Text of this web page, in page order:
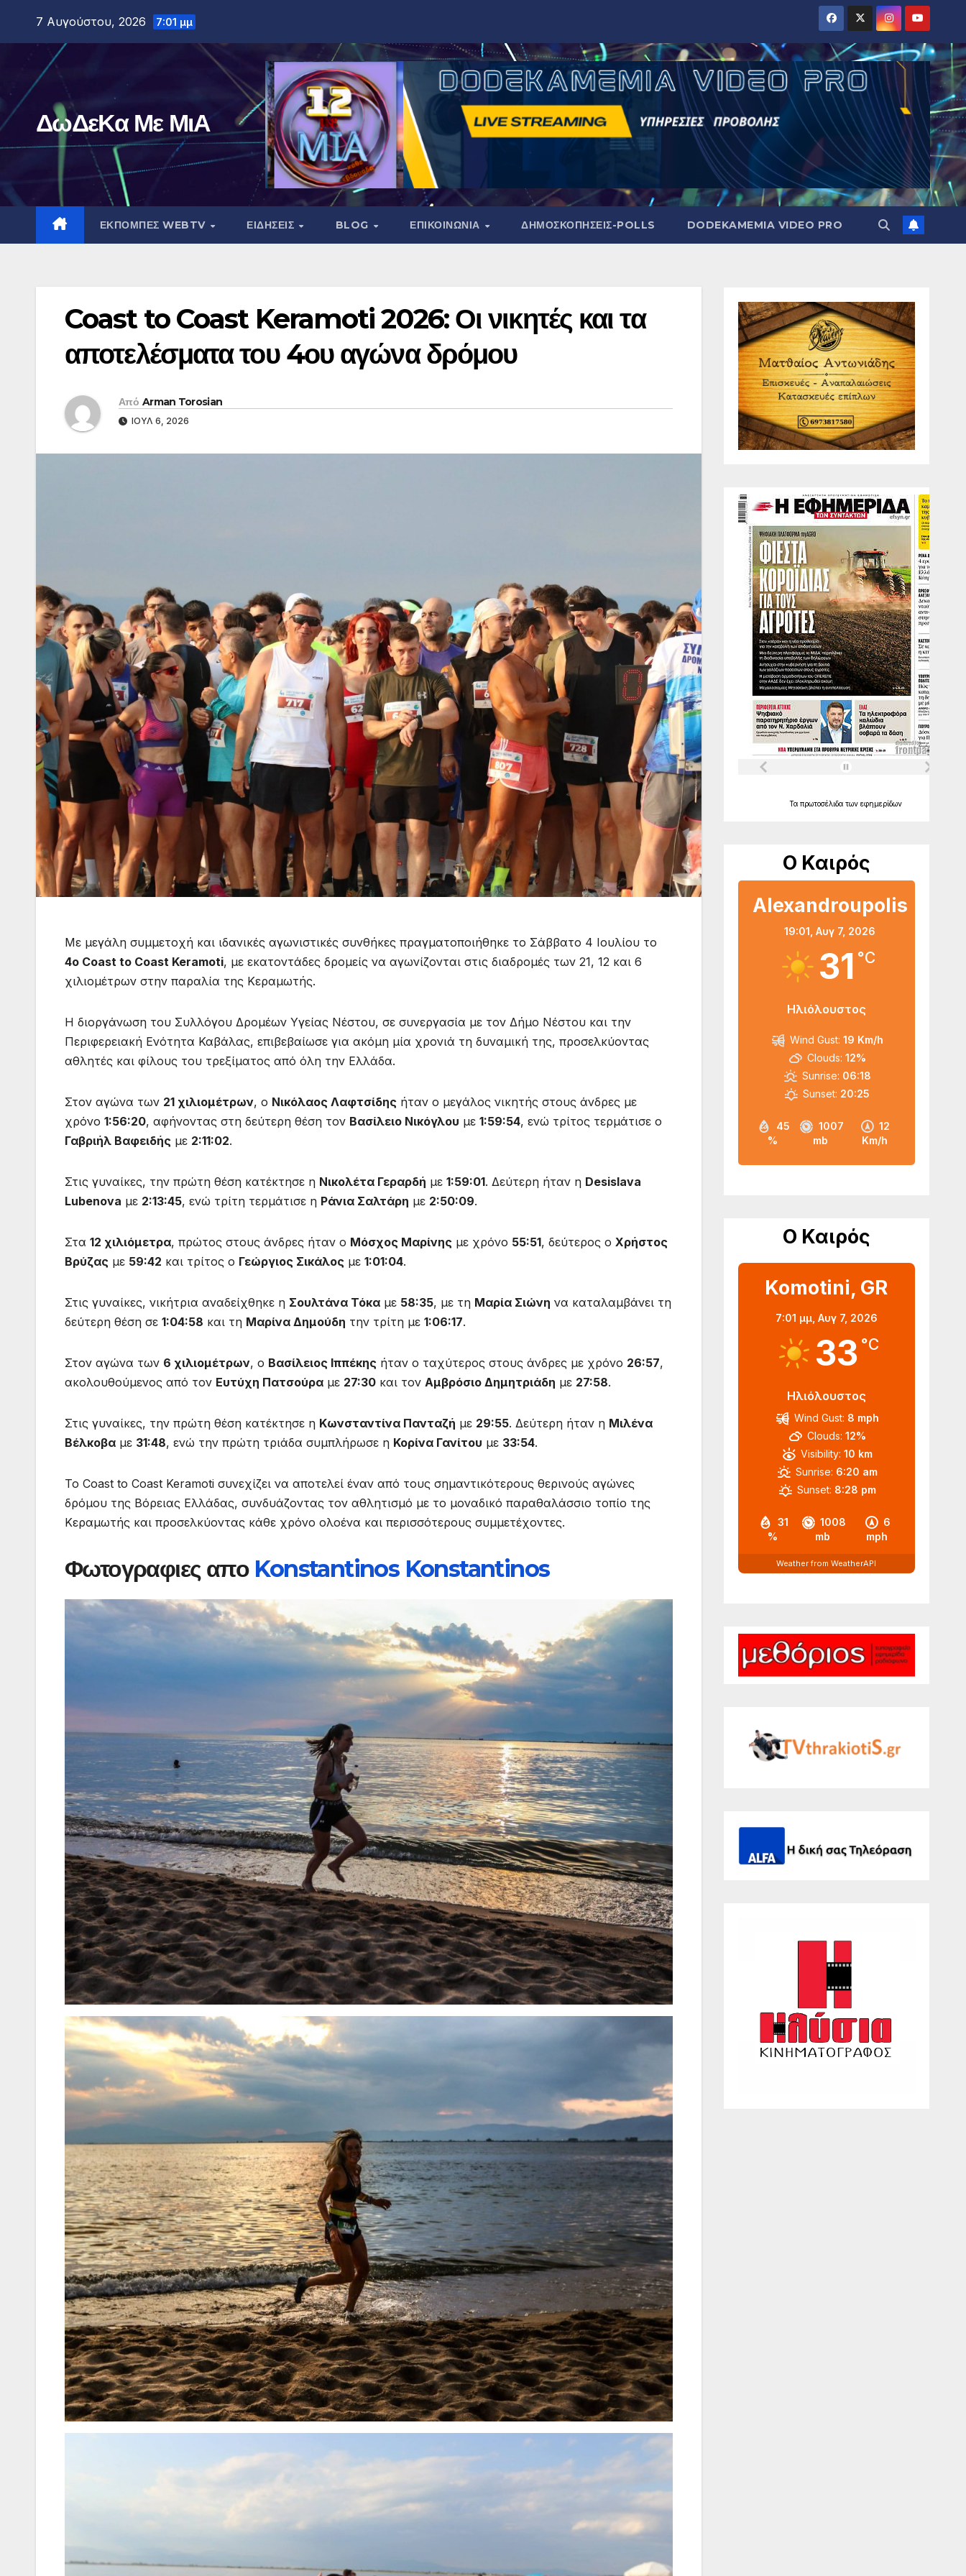
περιεχόμενο
7 Αυγούστου, 2026 7:01 μμ
ΔωΔεΚα Με ΜιΑ
ΕΚΠΟΜΠΕΣ WEBTV ΕΙΔΗΣΕΙΣ BLOG ΕΠΙΚΟΙΝΩΝΙΑ ΔΗΜΟΣΚΟΠΉΣΕΙΣ-POLLS DODEKAMEMIA VIDEO PRO
Coast to Coast Keramoti 2026: Οι νικητές και τα
αποτελέσματα του 4ου αγώνα δρόμου
Από Arman Torosian
ΙΟΎΛ 6, 2026
Με μεγάλη συμμετοχή και ιδανικές αγωνιστικές συνθήκες πραγματοποιήθηκε το Σάββατο 4 Ιουλίου το
4ο Coast to Coast Keramoti, με εκατοντάδες δρομείς να αγωνίζονται στις διαδρομές των 21, 12 και 6
χιλιομέτρων στην παραλία της Κεραμωτής.
Η διοργάνωση του Συλλόγου Δρομέων Υγείας Νέστου, σε συνεργασία με τον Δήμο Νέστου και την
Περιφερειακή Ενότητα Καβάλας, επιβεβαίωσε για ακόμη μία χρονιά τη δυναμική της, προσελκύοντας
αθλητές και φίλους του τρεξίματος από όλη την Ελλάδα.
Στον αγώνα των 21 χιλιομέτρων, ο Νικόλαος Λαφτσίδης ήταν ο μεγάλος νικητής στους άνδρες με
χρόνο 1:56:20, αφήνοντας στη δεύτερη θέση τον Βασίλειο Νικόγλου με 1:59:54, ενώ τρίτος τερμάτισε ο
Γαβριήλ Βαφειδής με 2:11:02.
Στις γυναίκες, την πρώτη θέση κατέκτησε η Νικολέτα Γεραρδή με 1:59:01. Δεύτερη ήταν η Desislava
Lubenova με 2:13:45, ενώ τρίτη τερμάτισε η Ράνια Σαλτάρη με 2:50:09.
Στα 12 χιλιόμετρα, πρώτος στους άνδρες ήταν ο Μόσχος Μαρίνης με χρόνο 55:51, δεύτερος ο Χρήστος
Βρύζας με 59:42 και τρίτος ο Γεώργιος Σικάλος με 1:01:04.
Στις γυναίκες, νικήτρια αναδείχθηκε η Σουλτάνα Τόκα με 58:35, με τη Μαρία Σιώνη να καταλαμβάνει τη
δεύτερη θέση σε 1:04:58 και τη Μαρίνα Δημούδη την τρίτη με 1:06:17.
Στον αγώνα των 6 χιλιομέτρων, ο Βασίλειος Ιππέκης ήταν ο ταχύτερος στους άνδρες με χρόνο 26:57,
ακολουθούμενος από τον Ευτύχη Πατσούρα με 27:30 και τον Αμβρόσιο Δημητριάδη με 27:58.
Στις γυναίκες, την πρώτη θέση κατέκτησε η Κωνσταντίνα Πανταζή με 29:55. Δεύτερη ήταν η Μιλένα
Βέλκοβα με 31:48, ενώ την πρώτη τριάδα συμπλήρωσε η Κορίνα Γανίτου με 33:54.
Το Coast to Coast Keramoti συνεχίζει να αποτελεί έναν από τους σημαντικότερους θερινούς αγώνες
δρόμου της Βόρειας Ελλάδας, συνδυάζοντας τον αθλητισμό με το μοναδικό παραθαλάσσιο τοπίο της
Κεραμωτής και προσελκύοντας κάθε χρόνο ολοένα και περισσότερους συμμετέχοντες.
Φωτογραφιες απο Konstantinos Konstantinos
Τα πρωτοσέλιδα των εφημερίδων
Ο Καιρός
Alexandroupolis
19:01, Αυγ 7, 2026
31 °C
Ηλιόλουστος
45
%
1007
mb
12
Km/h
Wind Gust: 19 Km/h
Clouds: 12%
Sunrise: 06:18
Sunset: 20:25
Ο Καιρός
Komotini, GR
7:01 μμ, Αυγ 7, 2026
33 °C
Ηλιόλουστος
31
%
1008
mb
6
mph
Wind Gust: 8 mph
Clouds: 12%
Visibility: 10 km
Sunrise: 6:20 am
Sunset: 8:28 pm
Weather from WeatherAPI